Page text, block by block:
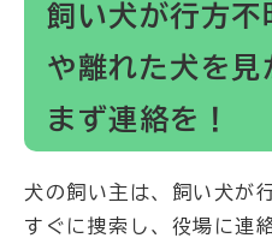
飼い犬が行方不
や離れた犬を見
まず連絡を！
犬の飼い主は、飼い犬が
すぐに捜索し、役場に連